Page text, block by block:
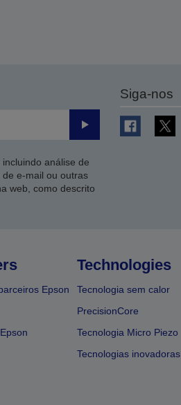
Enviar
análise de
e-mail ou outras
web, como descrito
Siga-nos
Epson
Technologies
Tecnologia sem calor
PrecisionCore
Tecnologia Micro Piezo
Tecnologias inovadoras